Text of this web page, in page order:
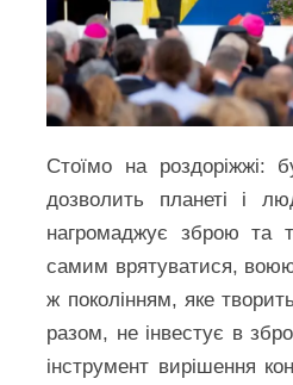
Стоїмо на роздоріжжі:
дозволить планеті і
нагромаджує зброю та
самим врятуватися,
ж поколінням, яке
разом, не інвестує в
інструмент вирішення